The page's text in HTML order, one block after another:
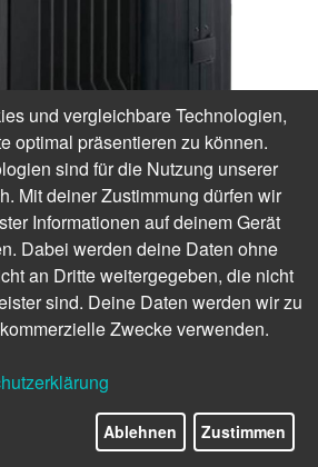
UNTERWEGS
Special
– by
und vergleichbare Technologien,
optimal präsentieren zu können.
sind für die Nutzung unserer
Mit deiner Zustimmung dürfen wir
Informationen auf deinem Gerät
Dabei werden deine Daten ohne
an Dritte weitergegeben, die nicht
sind. Deine Daten werden wir zu
Zwecke verwenden.
Ablehnen Zustimmen